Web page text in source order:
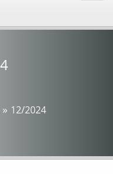
» 12/2024